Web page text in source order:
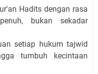
Hadits dengan rasa
bukan sekadar
setiap hukum tajwid
tumbuh kecintaan